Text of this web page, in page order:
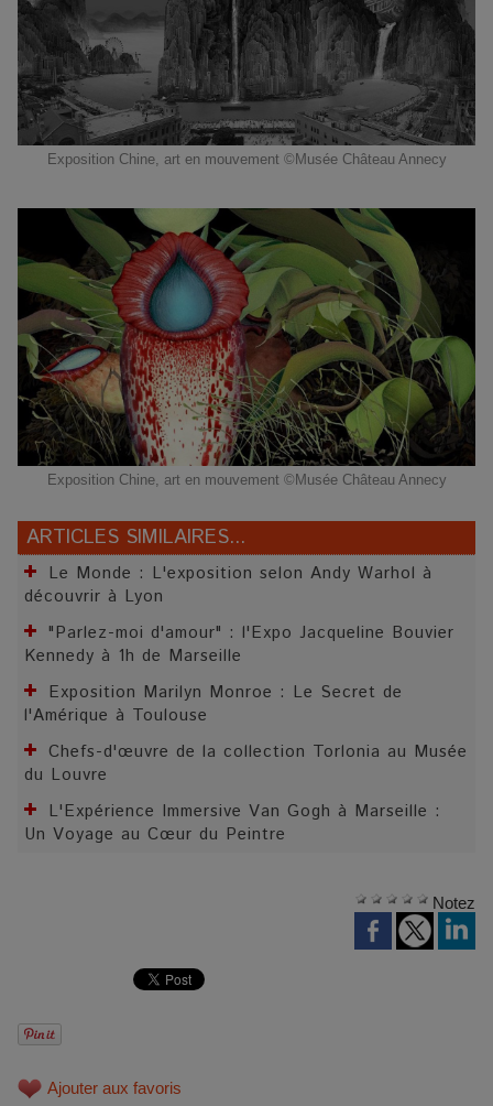
Exposition Chine, art en mouvement ©Musée Château Annecy
Exposition Chine, art en mouvement ©Musée Château Annecy
ARTICLES SIMILAIRES...
Le Monde : L'exposition selon Andy Warhol à
découvrir à Lyon
"Parlez-moi d'amour" : l'Expo Jacqueline Bouvier
Kennedy à 1h de Marseille
Exposition Marilyn Monroe : Le Secret de
l'Amérique à Toulouse
Chefs-d'œuvre de la collection Torlonia au Musée
du Louvre
L'Expérience Immersive Van Gogh à Marseille :
Un Voyage au Cœur du Peintre
Notez
Ajouter aux favoris